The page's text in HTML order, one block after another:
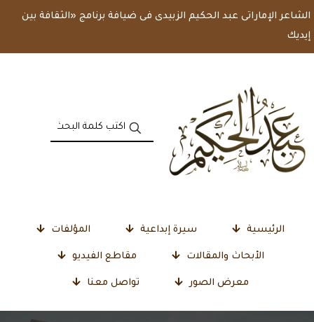
الشاعر الإماراتى عبد الحكيم الزبيدى فى ضيافة برنامج «الثقافة بين
إيديك
الرئيسية سيرة إبداعية المؤلفات
الأبحاث والمقالات مقاطع الفيديو
معرض الصور تواصل معنا